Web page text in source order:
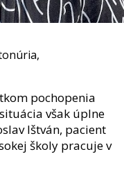
pochopenia
však úplne
Ištván, pacient
školy pracuje v